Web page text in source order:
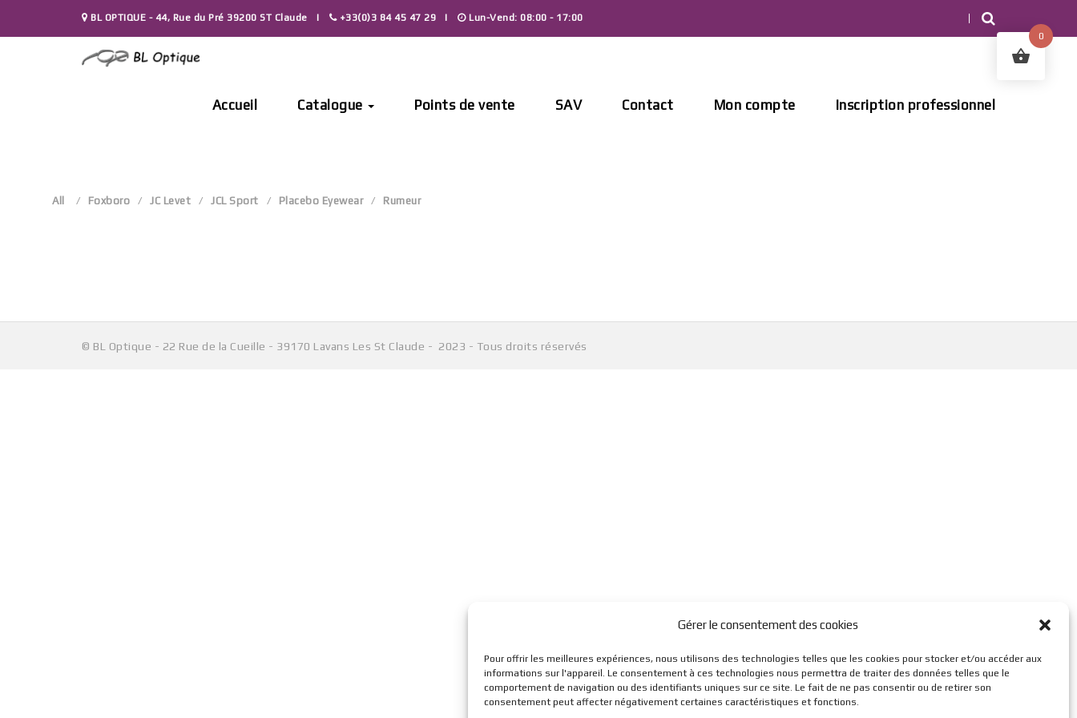
Gérer le consentement des cookies
Pour offrir les meilleures expériences, nous utilisons des technologies telles que les cookies pour stocker et/ou accéder aux
informations sur l'appareil. Le consentement à ces technologies nous permettra de traiter des données telles que le
comportement de navigation ou des identifiants uniques sur ce site. Le fait de ne pas consentir ou de retirer son
consentement peut affecter négativement certaines caractéristiques et fonctions.
BL OPTIQUE - 44, Rue du Pré 39200 ST Claude +33(0)3 84 45 47 29 Lun-Vend: 08:00 - 17:00
Accueil Catalogue Points de vente SAV Contact Mon compte Inscription professionnel
All Foxboro JC Levet JCL Sport Placebo Eyewear Rumeur
© BL Optique - 22 Rue de la Cueille - 39170 Lavans Les St Claude - 2023 - Tous droits réservés
0